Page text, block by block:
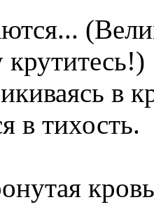
в
в тихость.
кровь